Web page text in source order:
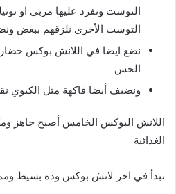
التوست ونفرد عليها مربي او
التوست الأخري نلزقهم ببعض
نضع ايضا في اللانش بوكس
الخس
ونضيف أيضا فاكهة مثل الكيوي
اللانش البوكس الخامس أصبح جاهز
الغذائية
نبدأ في اخر لانش بوكس وده بسيط